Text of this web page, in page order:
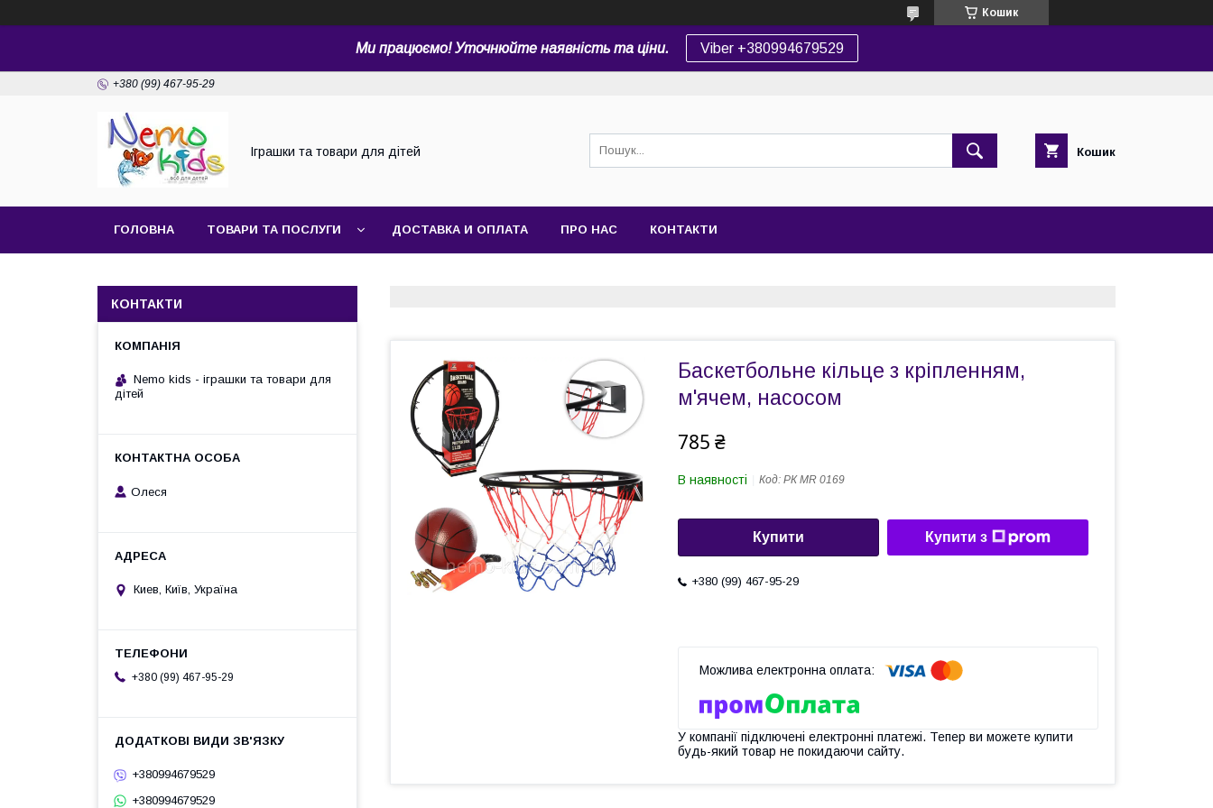
Кошик
Ми працюємо! Уточнюйте наявність та ціни. Viber +380994679529
+380 (99) 467-95-29
Іграшки та товари для дітей Кошик
ГОЛОВНА ТОВАРИ ТА ПОСЛУГИ ДОСТАВКА И ОПЛАТА ПРО НАС КОНТАКТИ
Баскетбольне кільце з кріпленням,
м'ячем, насосом
785 ₴
В наявності Код: РК MR 0169
Купити Купити з
+380 (99) 467-95-29
У компанії підключені електронні платежі. Тепер ви можете купити
будь-який товар не покидаючи сайту.
КОНТАКТИ
Nemo kids - іграшки та товари для
дітей
Олеся
Киев, Київ, Україна
+380 (99) 467-95-29
+380994679529
+380994679529